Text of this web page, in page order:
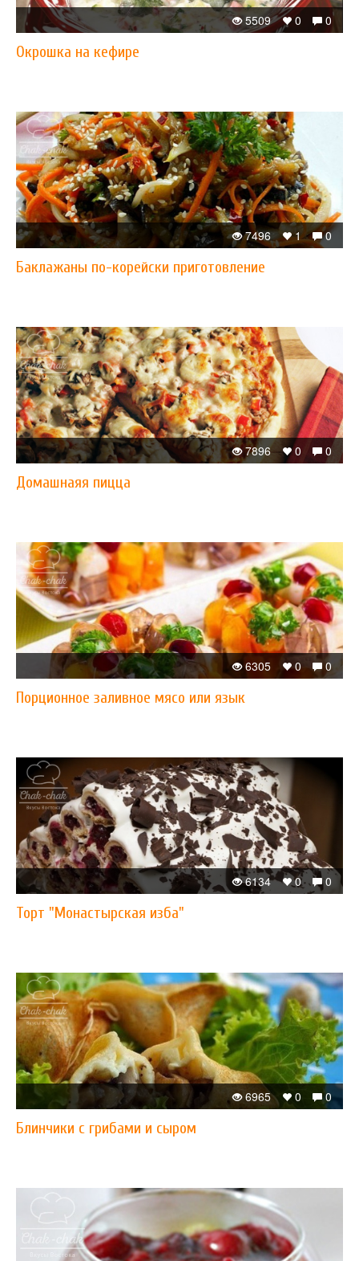
0
0
5509
Окрошка на кефире
0
1
7496
Баклажаны по-корейски приготовление
0
0
7896
Домашнаяя пицца
0
0
6305
Порционное заливное мясо или язык
0
0
6134
Торт "Монастырская изба"
0
0
6965
Блинчики с грибами и сыром